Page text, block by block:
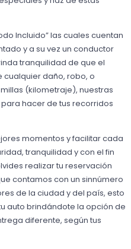
Incluido” las cuales cuentan
y a su vez un conductor
tranquilidad de que el
daño, robo, o
(kilometraje), nuestras
hacer de tus recorridos
momentos y facilitar cada
tranquilidad y con el fin
realizar tu reservación
contamos con un sinnúmero
de la ciudad y del país, esto
auto brindándote la opción de
diferente, según tus